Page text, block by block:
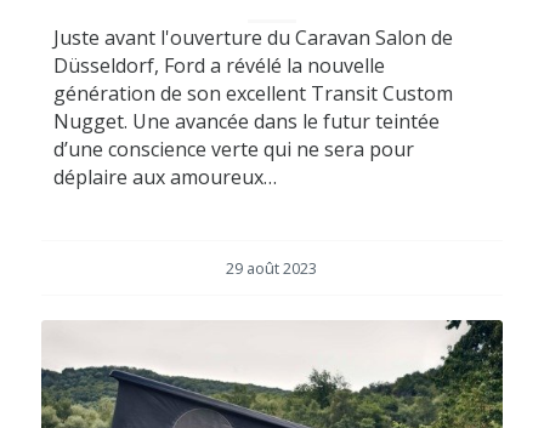
Juste avant l'ouverture du Caravan Salon de
Düsseldorf, Ford a révélé la nouvelle
génération de son excellent Transit Custom
Nugget. Une avancée dans le futur teintée
d’une conscience verte qui ne sera pour
déplaire aux amoureux…
29 août 2023